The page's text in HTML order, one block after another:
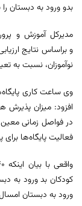
بدو ورود به دبستان را
مدیرکل آموزش و
و براساس نتایج
نوآموزان، نسبت به
در فواصل زمانی
فعالیت پایگاه‌ها
کودکان بد ورود به
ورود به دبستان امسال ۵۰ هزار تومان